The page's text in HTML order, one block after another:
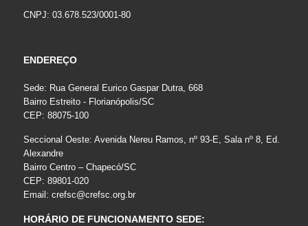
CNPJ: 03.678.523/0001-80
ENDEREÇO
Sede: Rua General Eurico Gaspar Dutra, 668
Bairro Estreito - Florianópolis/SC
CEP: 88075-100
Seccional Oeste: Avenida Nereu Ramos, nº 93-E, Sala nº 8, Ed.
Alexandre
Bairro Centro – Chapecó/SC
CEP: 89801-020
Email: crefsc@crefsc.org.br
HORÁRIO DE FUNCIONAMENTO SEDE: